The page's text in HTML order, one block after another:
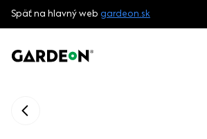
Späť na hlavný web gardeon.sk